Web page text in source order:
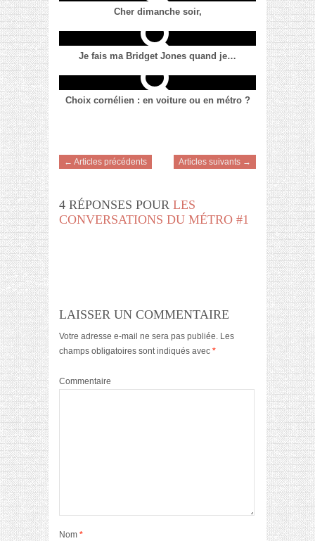
Cher dimanche soir,
Je fais ma Bridget Jones quand je…
Choix cornélien : en voiture ou en métro ?
← Articles précédents Articles suivants →
4 RÉPONSES POUR LES
CONVERSATIONS DU MÉTRO #1
LAISSER UN COMMENTAIRE
Votre adresse e-mail ne sera pas publiée. Les
champs obligatoires sont indiqués avec *
Commentaire
Nom *